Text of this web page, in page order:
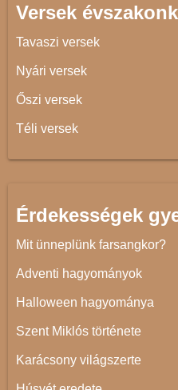
Versek
Tavaszi versek
Nyári versek
Őszi versek
Téli versek
Érdekességek
Mit ünneplünk farsangkor?
Adventi hagyományok
Halloween hagyománya
Szent Miklós története
Karácsony világszerte